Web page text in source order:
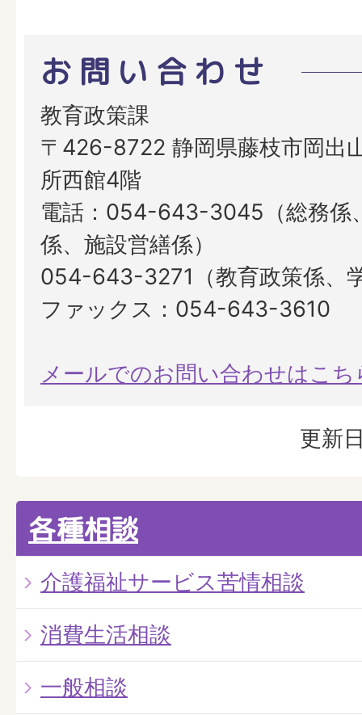
お問い合わせ
教育政策課
〒426-8722 静岡県藤枝市岡出
所西館4階
電話：054-643-3045（総務係
係、施設営繕係）
054-643-3271（教育政策係、
ファックス：054-643-3610
メールでのお問い合わせはこち
更新
各種相談
介護福祉サービス苦情相談
消費生活相談
一般相談